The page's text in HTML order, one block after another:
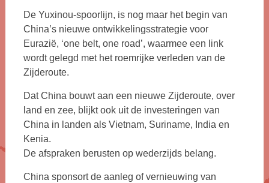
De Yuxinou-spoorlijn, is nog maar het begin van
China’s nieuwe ontwikkelingsstrategie voor
Eurazië, ‘one belt, one road’, waarmee een link
wordt gelegd met het roemrijke verleden van de
Zijderoute.
Dat China bouwt aan een nieuwe Zijderoute, over
land en zee, blijkt ook uit de investeringen van
China in landen als Vietnam, Suriname, India en
Kenia.
De afspraken berusten op wederzijds belang.
China sponsort de aanleg of vernieuwing van